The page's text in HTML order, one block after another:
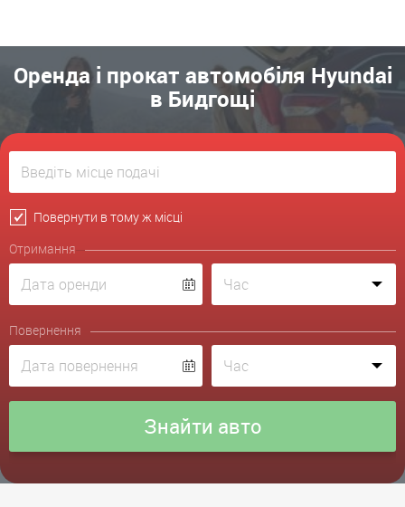
Оренда і прокат автомобіля Hyundai
в Бидгощі
Повернути в тому ж місці
Отримання
Повернення